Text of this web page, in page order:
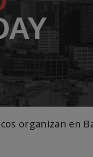
organizan en